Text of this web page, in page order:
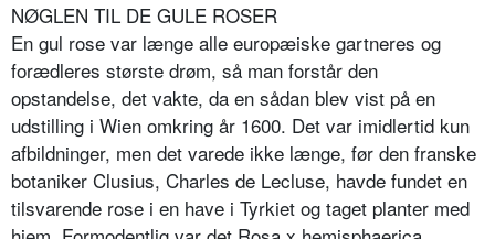
NØGLEN TIL DE GULE ROSER
En gul rose var længe alle europæiske gartneres og
forædleres største drøm, så man forstår den
opstandelse, det vakte, da en sådan blev vist på en
udstilling i Wien omkring år 1600. Det var imidlertid kun
afbildnin­ger, men det varede ikke længe, før den franske
botaniker Clusius, Charles de Lecluse, havde fundet en
tilsvarende rose i en have i Tyrkiet og taget planter med